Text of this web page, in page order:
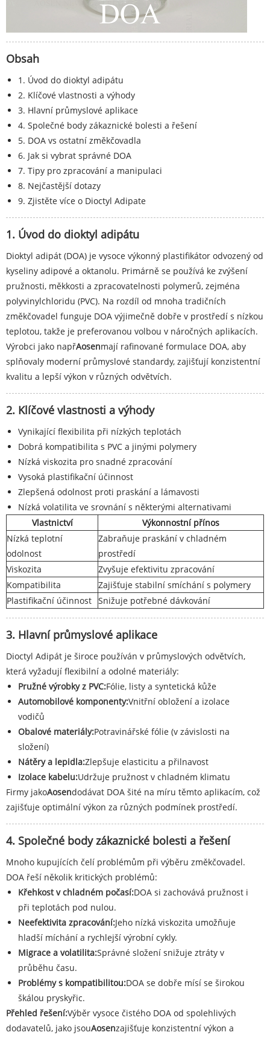
Obsah
1. Úvod do dioktyl adipátu
2. Klíčové vlastnosti a výhody
3. Hlavní průmyslové aplikace
4. Společné body zákaznické bolesti a řešení
5. DOA vs ostatní změkčovadla
6. Jak si vybrat správné DOA
7. Tipy pro zpracování a manipulaci
8. Nejčastější dotazy
9. Zjistěte více o Dioctyl Adipate
1. Úvod do dioktyl adipátu
Dioktyl adipát (DOA) je vysoce výkonný plastifikátor odvozený od
kyseliny adipové a oktanolu. Primárně se používá ke zvýšení
pružnosti, měkkosti a zpracovatelnosti polymerů, zejména
polyvinylchloridu (PVC). Na rozdíl od mnoha tradičních
změkčovadel funguje DOA výjimečně dobře v prostředí s nízkou
teplotou, takže je preferovanou volbou v náročných aplikacích.
Výrobci jako napřAosenmají rafinované formulace DOA, aby
splňovaly moderní průmyslové standardy, zajišťují konzistentní
kvalitu a lepší výkon v různých odvětvích.
2. Klíčové vlastnosti a výhody
Vynikající flexibilita při nízkých teplotách
Dobrá kompatibilita s PVC a jinými polymery
Nízká viskozita pro snadné zpracování
Vysoká plastifikační účinnost
Zlepšená odolnost proti praskání a lámavosti
Nízká volatilita ve srovnání s některými alternativami
Vlastnictví
Výkonnostní přínos
Nízká teplotní
odolnost
Zabraňuje praskání v chladném
prostředí
Viskozita
Zvyšuje efektivitu zpracování
Kompatibilita
Zajišťuje stabilní smíchání s polymery
Plastifikační účinnost Snižuje potřebné dávkování
3. Hlavní průmyslové aplikace
Dioctyl Adipát je široce používán v průmyslových odvětvích,
která vyžadují flexibilní a odolné materiály:
Pružné výrobky z PVC:Fólie, listy a syntetická kůže
Automobilové komponenty:Vnitřní obložení a izolace
vodičů
Obalové materiály:Potravinářské fólie (v závislosti na
složení)
Nátěry a lepidla:Zlepšuje elasticitu a přilnavost
Izolace kabelu:Udržuje pružnost v chladném klimatu
Firmy jakoAosendodávat DOA šité na míru těmto aplikacím, což
zajišťuje optimální výkon za různých podmínek prostředí.
4. Společné body zákaznické bolesti a řešení
Mnoho kupujících čelí problémům při výběru změkčovadel.
DOA řeší několik kritických problémů:
Křehkost v chladném počasí:DOA si zachovává pružnost i
při teplotách pod nulou.
Neefektivita zpracování:Jeho nízká viskozita umožňuje
hladší míchání a rychlejší výrobní cykly.
Migrace a volatilita:Správné složení snižuje ztráty v
průběhu času.
Problémy s kompatibilitou:DOA se dobře mísí se širokou
škálou pryskyřic.
Přehled řešení:Výběr vysoce čistého DOA od spolehlivých
dodavatelů, jako jsouAosenzajišťuje konzistentní výkon a